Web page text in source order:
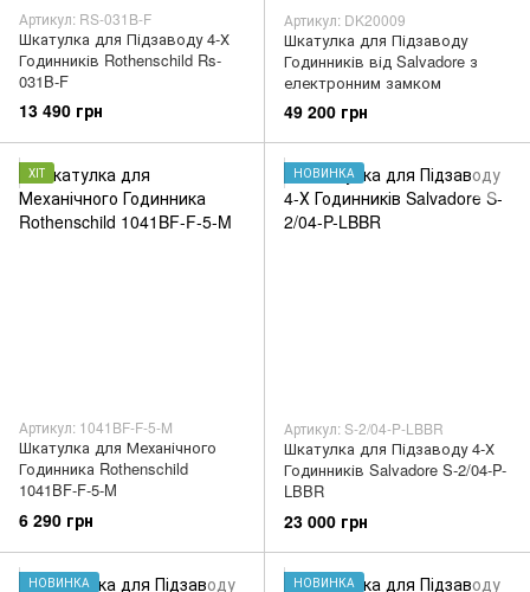
Артикул: RS-031B-F
Шкатулка для Підзаводу 4-Х
Годинників Rothenschild Rs-
031B-F
13 490 грн
Артикул: DK20009
Шкатулка для Підзаводу
Годинників від Salvadore з
електронним замком
49 200 грн
ХІТ
Артикул: 1041BF-F-5-M
Шкатулка для Механічного
Годинника Rothenschild
1041BF-F-5-M
6 290 грн
НОВИНКА
Артикул: S-2/04-P-LBBR
Шкатулка для Підзаводу 4-Х
Годинників Salvadore S-2/04-P-
LBBR
23 000 грн
НОВИНКА НОВИНКА